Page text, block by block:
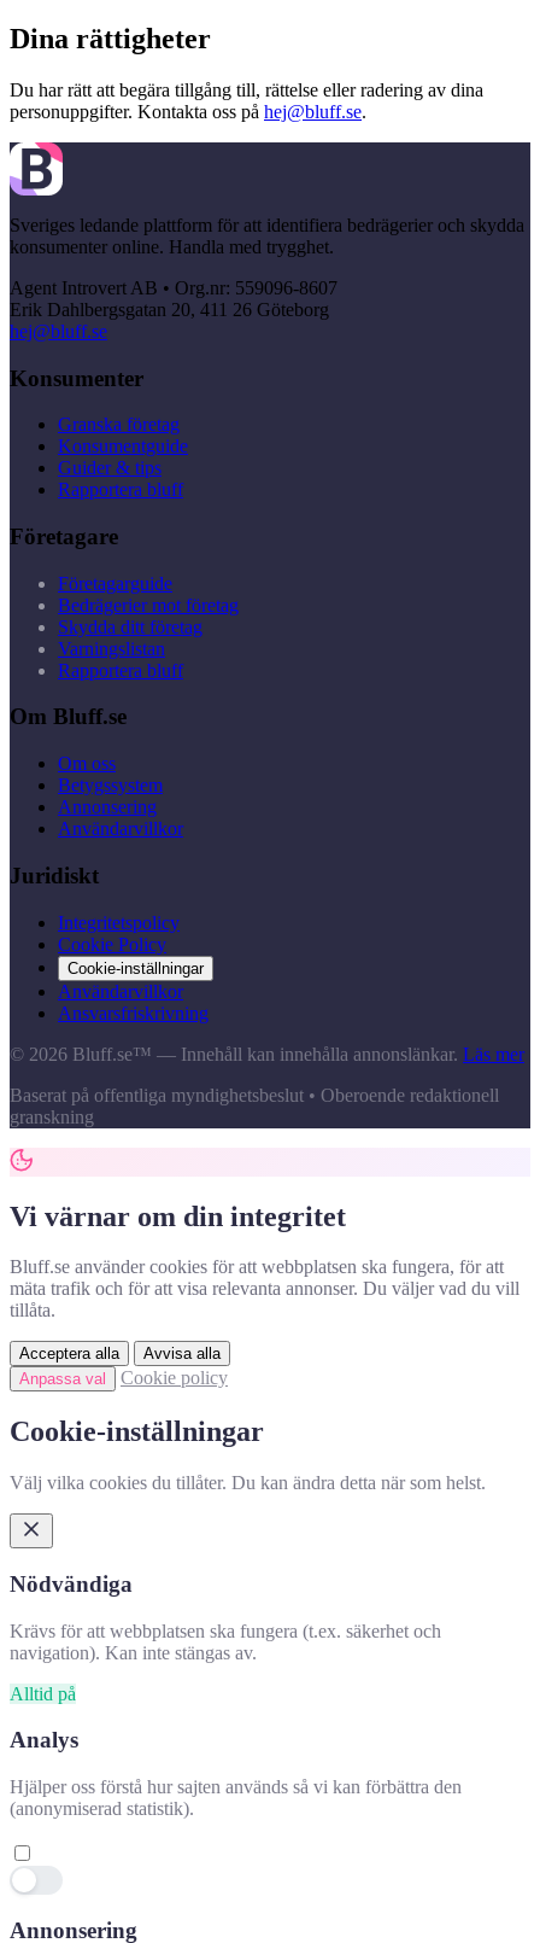
Dina rättigheter
Du har rätt att begära tillgång till, rättelse eller radering av dina
personuppgifter. Kontakta oss på hej@bluff.se.
Sveriges ledande plattform för att identifiera bedrägerier och skydda
konsumenter online. Handla med trygghet.
Agent Introvert AB • Org.nr: 559096-8607
Erik Dahlbergsgatan 20, 411 26 Göteborg
hej@bluff.se
Konsumenter
Granska företag
Konsumentguide
Guider & tips
Rapportera bluff
Företagare
Företagarguide
Bedrägerier mot företag
Skydda ditt företag
Varningslistan
Rapportera bluff
Om Bluff.se
Om oss
Betygssystem
Annonsering
Användarvillkor
Juridiskt
Integritetspolicy
Cookie Policy
Cookie-inställningar
Användarvillkor
Ansvarsfriskrivning
© 2026 Bluff.se™ — Innehåll kan innehålla annonslänkar. Läs mer
Baserat på offentliga myndighetsbeslut • Oberoende redaktionell
granskning
Vi värnar om din integritet
Bluff.se använder cookies för att webbplatsen ska fungera, för att
mäta trafik och för att visa relevanta annonser. Du väljer vad du vill
tillåta.
Acceptera alla
Avvisa alla
Anpassa val
Cookie policy
Cookie-inställningar
Välj vilka cookies du tillåter. Du kan ändra detta när som helst.
Nödvändiga
Krävs för att webbplatsen ska fungera (t.ex. säkerhet och
navigation). Kan inte stängas av.
Alltid på
Analys
Hjälper oss förstå hur sajten används så vi kan förbättra den
(anonymiserad statistik).
Annonsering